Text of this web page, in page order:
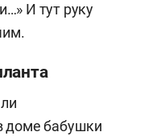
И тут руку
доме бабушки